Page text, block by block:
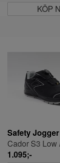
KÖP
Safety Jogger
1.095;-